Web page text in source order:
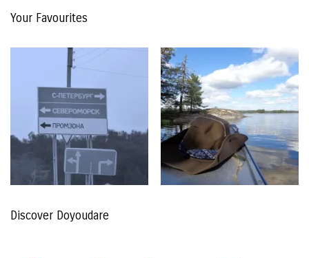
The
Your Favourites
Discover Doyoudare